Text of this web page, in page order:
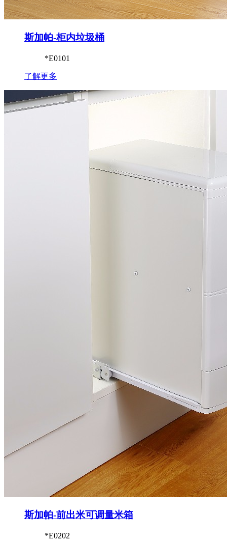
斯加帕-柜内垃圾桶
*E0101
了解更多
斯加帕-前出米可调量米箱
*E0202